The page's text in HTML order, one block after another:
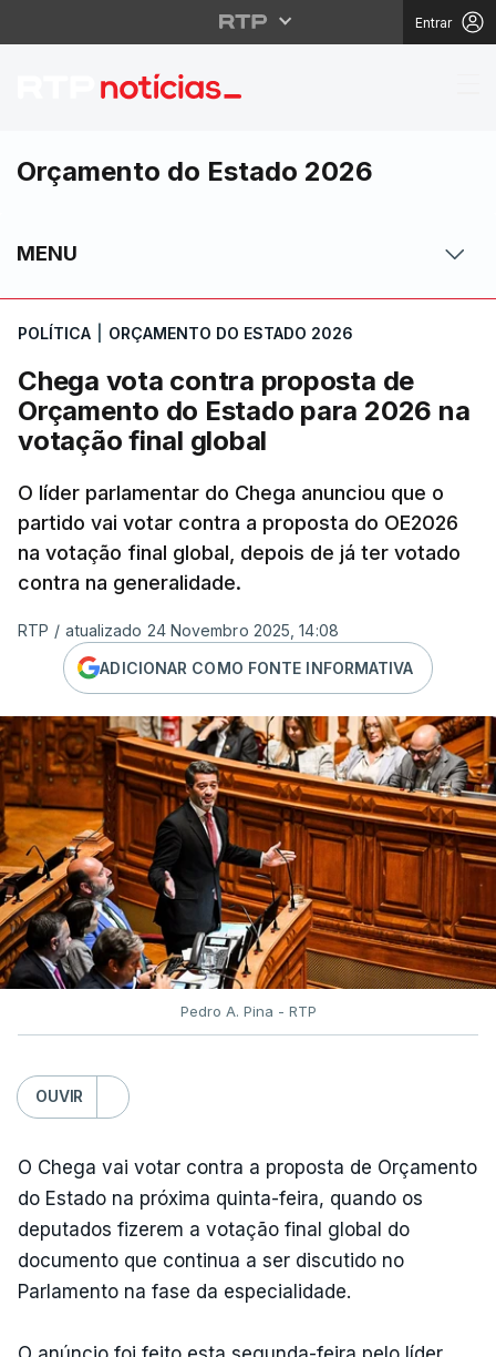
Entrar
Chega vota contra
Orçamento do Estado 2026
MENU
POLÍTICA ORÇAMENTO DO ESTADO 2026
Chega vota contra proposta de
Orçamento do Estado para 2026 na
votação final global
O líder parlamentar do Chega anunciou que o
partido vai votar contra a proposta do OE2026
na votação final global, depois de já ter votado
contra na generalidade.
RTP / atualizado 24 Novembro 2025, 14:08
ADICIONAR COMO FONTE INFORMATIVA
Pedro A. Pina - RTP
OUVIR
O Chega vai votar contra a proposta de Orçamento
do Estado na próxima quinta-feira, quando os
deputados fizerem a votação final global do
documento que continua a ser discutido no
Parlamento na fase da especialidade.